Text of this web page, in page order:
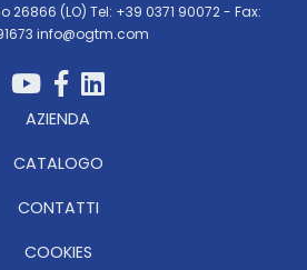
(LO) Tel: +39 0371 90072 - Fax:
info@ogtm.com
AZIENDA
CATALOGO
CONTATTI
COOKIES